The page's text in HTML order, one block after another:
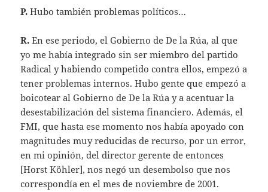
P. Hubo también problemas políticos…
R. En ese periodo, el Gobierno de De la Rúa, al que
yo me había integrado sin ser miembro del partido
Radical y habiendo competido contra ellos, empezó a
tener problemas internos. Hubo gente que empezó a
boicotear al Gobierno de De la Rúa y a acentuar la
desestabilización del sistema financiero. Además, el
FMI, que hasta ese momento nos había apoyado con
magnitudes muy reducidas de recurso, por un error,
en mi opinión, del director gerente de entonces
[Horst Köhler], nos negó un desembolso que nos
correspondía en el mes de noviembre de 2001.